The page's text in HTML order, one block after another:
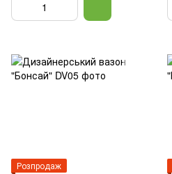
Розпродаж